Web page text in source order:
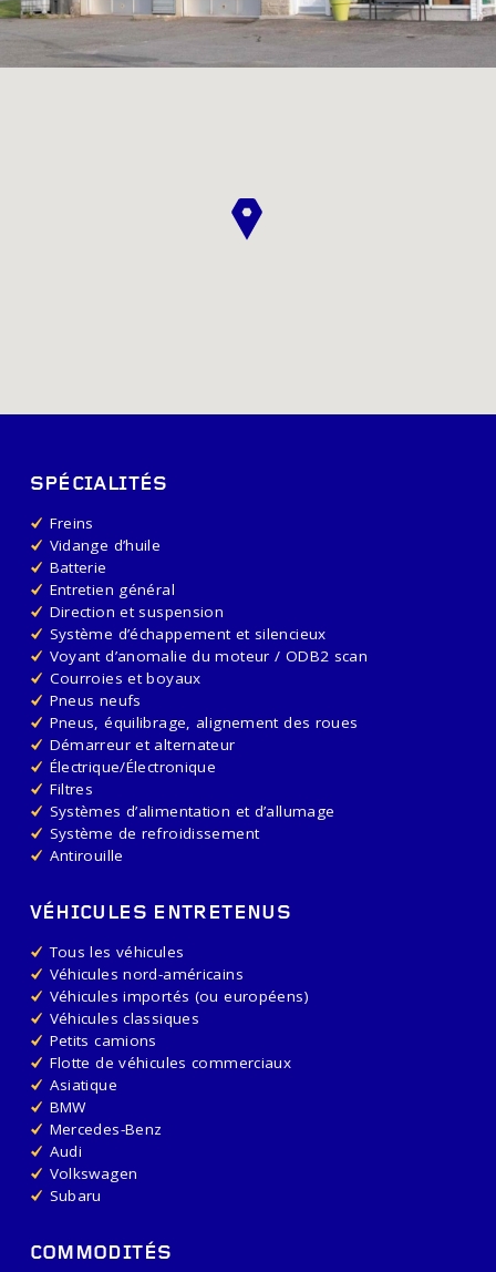
SPÉCIALITÉS
Freins
Vidange d’huile
Batterie
Entretien général
Direction et suspension
Système d’échappement et silencieux
Voyant d’anomalie du moteur / ODB2 scan
Courroies et boyaux
Pneus neufs
Pneus, équilibrage, alignement des roues
Démarreur et alternateur
Électrique/Électronique
Filtres
Systèmes d’alimentation et d’allumage
Système de refroidissement
Antirouille
VÉHICULES ENTRETENUS
Tous les véhicules
Véhicules nord-américains
Véhicules importés (ou européens)
Véhicules classiques
Petits camions
Flotte de véhicules commerciaux
Asiatique
BMW
Mercedes-Benz
Audi
Volkswagen
Subaru
COMMODITÉS